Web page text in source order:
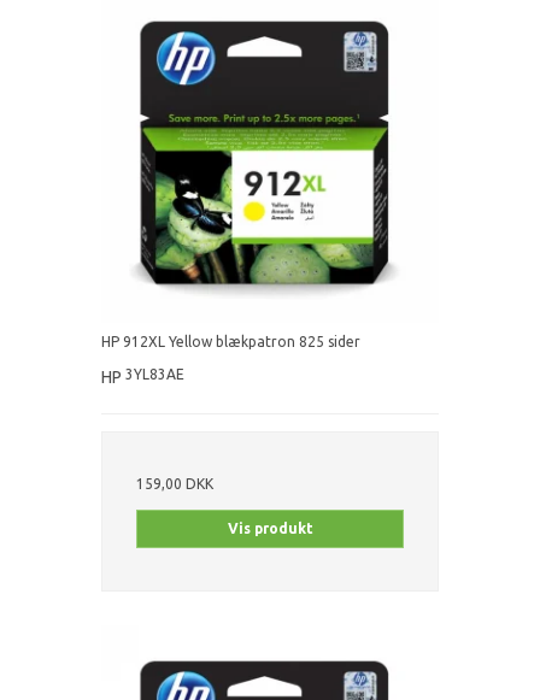
HP 912XL Yellow blækpatron 825 sider
HP 3YL83AE
159,00 DKK
Vis produkt